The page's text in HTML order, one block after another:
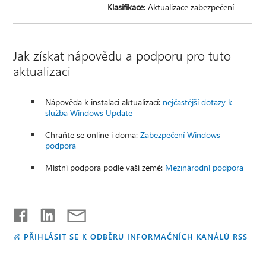
Klasifikace: Aktualizace zabezpečení
Jak získat nápovědu a podporu pro tuto
aktualizaci
Nápověda k instalaci aktualizací: nejčastější dotazy k
služba Windows Update
Chraňte se online i doma:Zabezpečení Windows
podpora
Místní podpora podle vaší země: Mezinárodní podpora
PŘIHLÁSIT SE K ODBĚRU INFORMAČNÍCH KANÁLŮ RSS